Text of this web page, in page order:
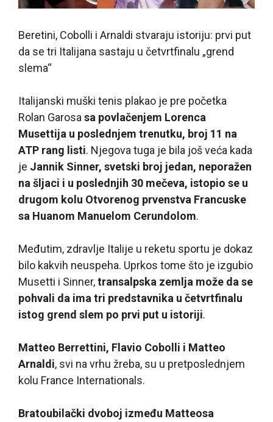
Beretini, Cobolli i Arnaldi stvaraju istoriju: prvi put
da se tri Italijana sastaju u četvrtfinalu „grend
slema“
Italijanski muški tenis plakao je pre početka
Rolan Garosa sa povlačenjem Lorenca
Musettija u poslednjem trenutku, broj 11 na
ATP rang listi. Njegova tuga je bila još veća kada
je Jannik Sinner, svetski broj jedan, neporažen
na šljaci i u poslednjih 30 mečeva, istopio se u
drugom kolu Otvorenog prvenstva Francuske
sa Huanom Manuelom Cerundolom.
Međutim, zdravlje Italije u reketu sportu je dokaz
bilo kakvih neuspeha. Uprkos tome što je izgubio
Musetti i Sinner,transalpska zemlja može da se
pohvali da ima tri predstavnika u četvrtfinalu
istog grend slem po prvi put u istoriji.
Matteo Berrettini, Flavio Cobolli i Matteo
Arnaldi, svi na vrhu žreba, su u pretposlednjem
kolu France Internationals.
Bratoubilački dvoboj između Matteosa